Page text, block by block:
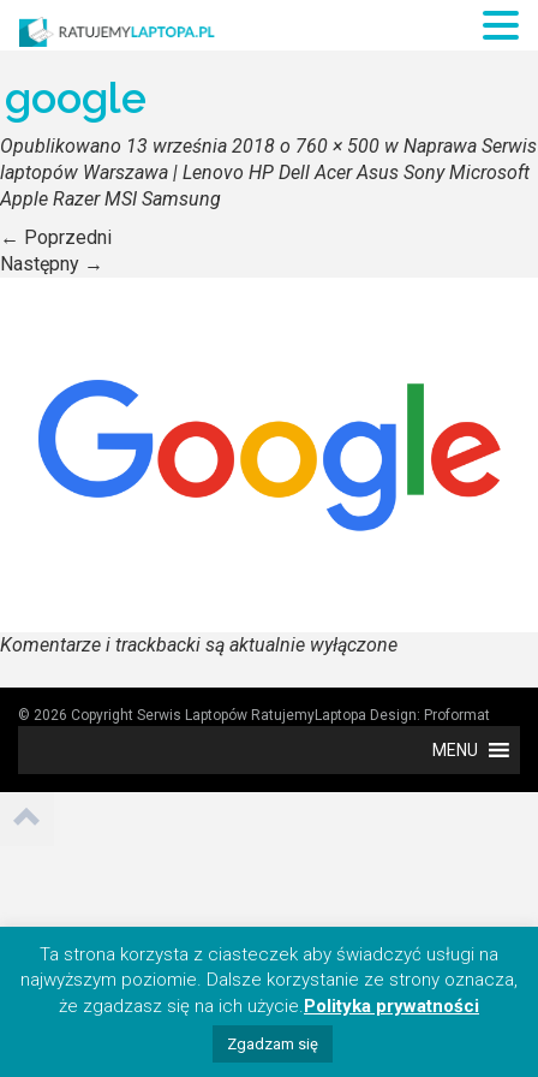
google
Opublikowano 13 września 2018 o 760 × 500 w Naprawa Serwis
laptopów Warszawa | Lenovo HP Dell Acer Asus Sony Microsoft
Apple Razer MSI Samsung
← Poprzedni
Następny →
Komentarze i trackbacki są aktualnie wyłączone
© 2026 Copyright Serwis Laptopów RatujemyLaptopa Design: Proformat
MENU
Ta strona korzysta z ciasteczek aby świadczyć usługi na
najwyższym poziomie. Dalsze korzystanie ze strony oznacza,
że zgadzasz się na ich użycie.Polityka prywatności
Zgadzam się